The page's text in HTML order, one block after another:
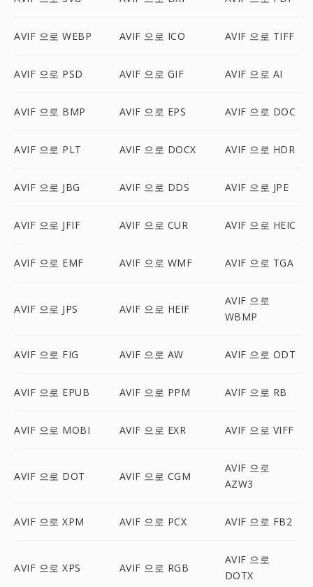
AVIF 으로 WEBP AVIF 으로 ICO AVIF 으로 TIFF
AVIF 으로 PSD AVIF 으로 GIF AVIF 으로 AI
AVIF 으로 BMP AVIF 으로 EPS AVIF 으로 DOC
AVIF 으로 PLT AVIF 으로 DOCX AVIF 으로 HDR
AVIF 으로 JBG AVIF 으로 DDS AVIF 으로 JPE
AVIF 으로 JFIF AVIF 으로 CUR AVIF 으로 HEIC
AVIF 으로 EMF AVIF 으로 WMF AVIF 으로 TGA
AVIF 으로 JPS AVIF 으로 HEIF
AVIF 으로
WBMP
AVIF 으로 FIG AVIF 으로 AW AVIF 으로 ODT
AVIF 으로 EPUB AVIF 으로 PPM AVIF 으로 RB
AVIF 으로 MOBI AVIF 으로 EXR AVIF 으로 VIFF
AVIF 으로 DOT AVIF 으로 CGM
AVIF 으로
AZW3
AVIF 으로 XPM AVIF 으로 PCX AVIF 으로 FB2
AVIF 으로 XPS AVIF 으로 RGB
AVIF 으로
DOTX